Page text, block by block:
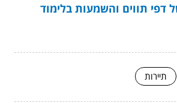
דפי תווים והשמעות בלימוד
תיירות